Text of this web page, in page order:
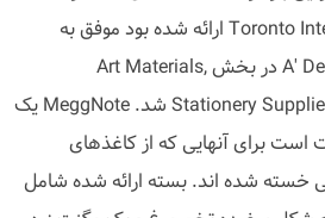
Toronto Interior Design Show 2015 ارائه شده بود موفق به
دریافت جایزه A' Design Award در بخش Art Materials,
Stationery Supplies and Gift Items Design شد. MeggNote یک
برای آنهایی که از کاغذهای
شده اند. بسته ارائه شده شامل